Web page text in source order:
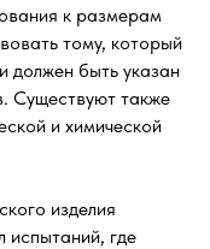
к размерам
тому, который
должен быть указан
Существуют также
и химической
изделия
испытаний, где